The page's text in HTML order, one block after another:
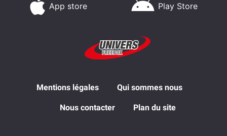
App store Play Store
Mentions légales Qui sommes nous
Nous contacter Plan du site